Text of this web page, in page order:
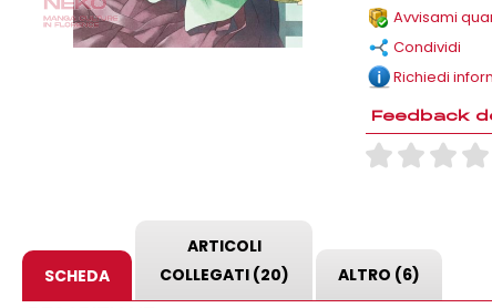
Avvisami
Condividi
Richiedi
Feedback
SCHEDA
ARTICOLI
COLLEGATI (20)
ALTRO (6)